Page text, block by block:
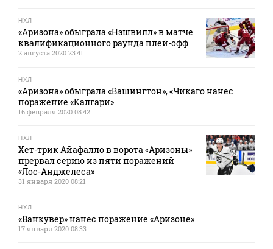
НХЛ
«Аризона» обыграла «Нэшвилл» в матче
квалификационного раунда плей-офф
2 августа 2020 23:41
НХЛ
«Аризона» обыграла «Вашингтон», «Чикаго нанес
поражение «Калгари»
16 февраля 2020 08:42
НХЛ
Хет-трик Айафалло в ворота «Аризоны»
прервал серию из пяти поражений
«Лос-Анджелеса»
31 января 2020 08:21
НХЛ
«Ванкувер» нанес поражение «Аризоне»
17 января 2020 08:33